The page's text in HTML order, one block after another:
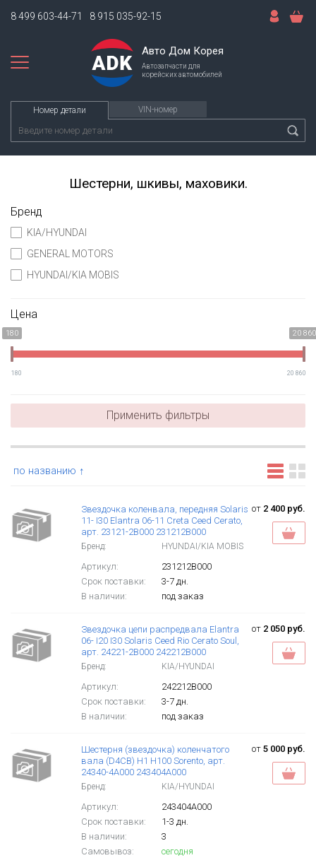
8 499 603-44-71 8 915 035-92-15
Авто Дом Корея
Автозапчасти для
корейских автомобилей
Номер детали VIN-номер
Шестерни, шкивы, маховики.
Бренд
KIA/HYUNDAI
GENERAL MOTORS
HYUNDAI/KIA MOBIS
Цена
180 20 860
180 20 860
Применить фильтры
по названию ↑
Звездочка коленвала, передняя Solaris
11- I30 Elantra 06-11 Creta Ceed Cerato,
арт. 23121-2B000 231212B000
Бренд: HYUNDAI/KIA MOBIS
Артикул:
231212B000
Срок поставки:
3-7 дн.
В наличии:
под заказ
от 2 400 руб.
Звездочка цепи распредвала Elantra
06- I20 I30 Solaris Ceed Rio Cerato Soul,
арт. 24221-2B000 242212B000
Бренд: KIA/HYUNDAI
Артикул:
242212B000
Срок поставки:
3-7 дн.
В наличии:
под заказ
от 2 050 руб.
Шестерня (звездочка) коленчатого
вала (D4CB) H1 H100 Sorento, арт.
24340-4A000 243404A000
Бренд: KIA/HYUNDAI
Артикул:
243404A000
Срок поставки:
1-3 дн.
В наличии:
3
Самовывоз:
сегодня
от 5 000 руб.